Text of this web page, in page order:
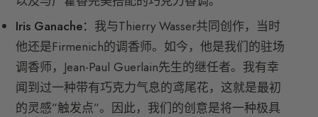
Iris Ganache： 我与Thierry Wasser共同创作，当时
他还是Firmenich的调香师。如今，他是我们的驻场
调香师，Jean-Paul Guerlain先生的继任者。我有幸
闻到过一种带有巧克力气息的鸢尾花，这就是最初
的灵感”触发点”。因此，我们的创意是将一种极具